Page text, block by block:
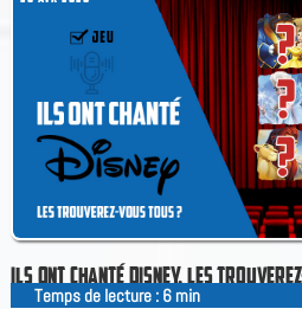
ILSONTCHANTÉDISNEY,LESTROUVEREZ
Temps de lecture : 6 min